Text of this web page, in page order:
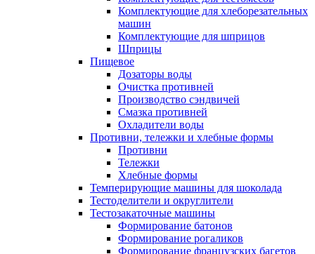
Комплектующие для хлеборезательных
машин
Комплектующие для шприцов
Шприцы
Пищевое
Дозаторы воды
Очистка противней
Производство сэндвичей
Смазка противней
Охладители воды
Противни, тележки и хлебные формы
Противни
Тележки
Хлебные формы
Темперирующие машины для шоколада
Тестоделители и округлители
Тестозакаточные машины
Формирование батонов
Формирование рогаликов
Формирование французских багетов